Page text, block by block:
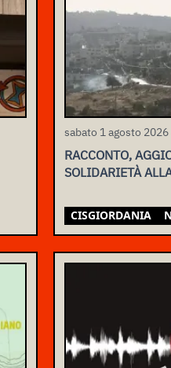
sabato 1 agosto 2026
RACCONTO,
SOLIDARIETÀ
CISGIORDANIA